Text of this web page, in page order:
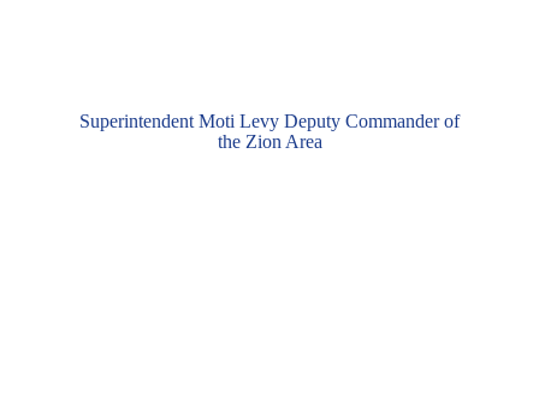
Superintendent Moti Levy Deputy Commander of
the Zion Area